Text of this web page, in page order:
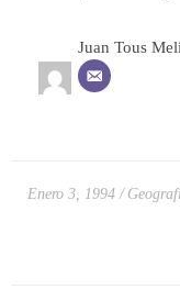
Juan Tous
Enero 3, 1994